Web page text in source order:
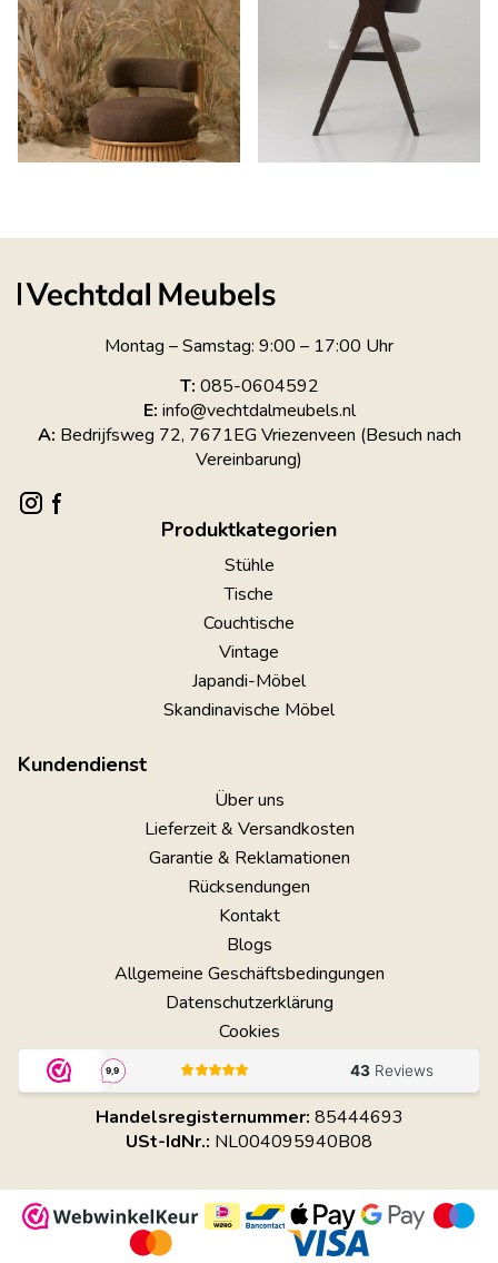
Montag – Samstag: 9:00 – 17:00 Uhr
T: 085-0604592
E: info@vechtdalmeubels.nl
A: Bedrijfsweg 72, 7671EG Vriezenveen (Besuch nach
Vereinbarung)
Produktkategorien
Stühle
Tische
Couchtische
Vintage
Japandi-Möbel
Skandinavische Möbel
Kundendienst
Über uns
Lieferzeit & Versandkosten
Garantie & Reklamationen
Rücksendungen
Kontakt
Blogs
Allgemeine Geschäftsbedingungen
Datenschutzerklärung
Cookies
Handelsregisternummer: 85444693
USt-IdNr.: NL004095940B08